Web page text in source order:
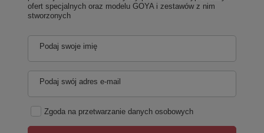
ofert specjalnych oraz modelu GOYA i zestawów z nim
stworzonych
Podaj swoje imię
Podaj swój adres e-mail
Zgoda na przetwarzanie danych osobowych